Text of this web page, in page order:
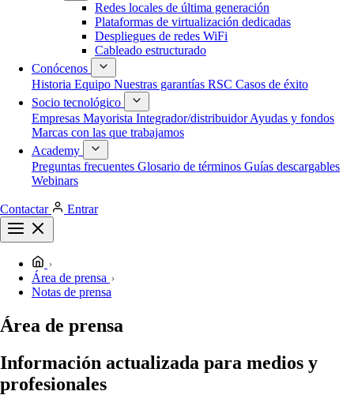
Redes locales de última generación
Plataformas de virtualización dedicadas
Despliegues de redes WiFi
Cableado estructurado
Conócenos
Historia Equipo Nuestras garantías RSC Casos de éxito
Socio tecnológico
Empresas Mayorista Integrador/distribuidorAyudas y fondos
Marcas con las que trabajamos
Academy
Preguntas frecuentes Glosario de términos Guías descargables
Webinars
Contactar Entrar
Área de prensa
Notas de prensa
Área de prensa
Información actualizada para medios y
profesionales